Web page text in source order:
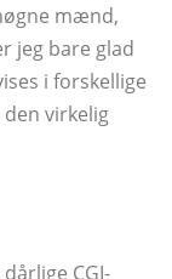
mænd,
jeg bare glad
i forskellige
virkelig
CGI-